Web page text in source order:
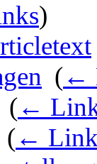
)
(←
(←
(←